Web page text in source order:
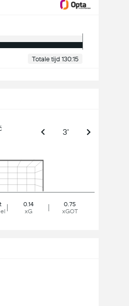
Totale tijd 130:15
3'
0.14
xG
0.75
xGOT